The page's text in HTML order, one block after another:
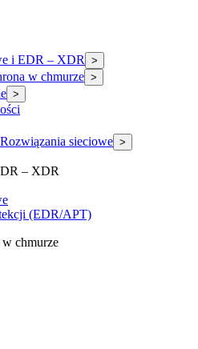
i EDR – XDR >
w chmurze >
>
sieciowe >
– XDR
(EDR/APT)
chmurze